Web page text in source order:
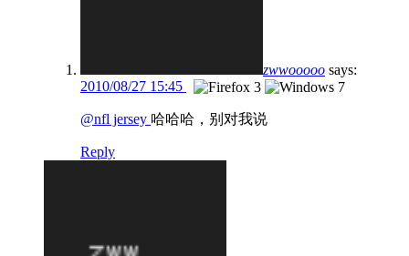
zwwooooo says:
2010/08/27 15:45
@nfl jersey 哈哈哈，别对我说
Reply